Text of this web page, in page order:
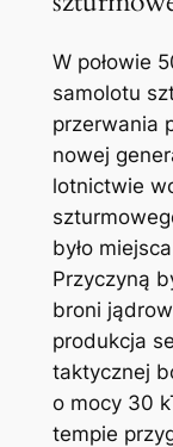
W połowie
samolotu
przerwania
nowej
lotnictwie
było
Przyczyną
broni
produkcja
taktycznej
o mocy 30
tempie